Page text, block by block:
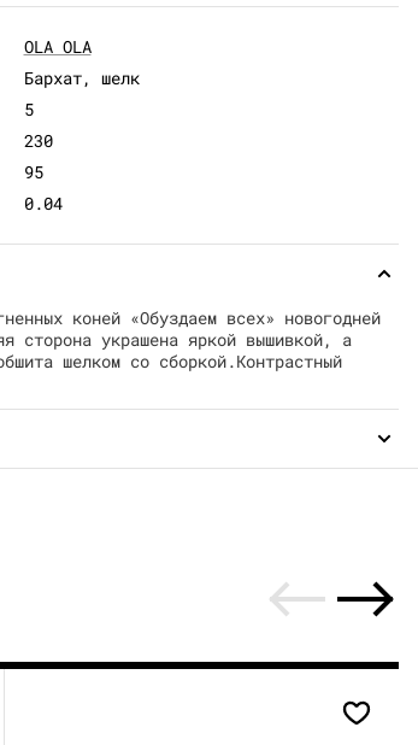
OLA OLA
Бархат, шелк
5
230
95
0.04
коней «Обуздаем всех» новогодней
сторона украшена яркой вышивкой, а
шелком со сборкой.Контрастный